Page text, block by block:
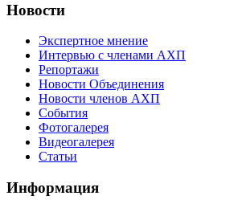
Новости
Экспертное мнение
Интервью с членами АХП
Репортажи
Новости Объединения
Новости членов АХП
События
Фотогалерея
Видеогалерея
Статьи
Информация